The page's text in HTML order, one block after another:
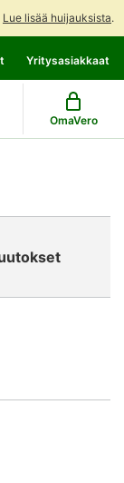
Lue lisää huijauksista.
Yritysasiakkaat
OmaVero